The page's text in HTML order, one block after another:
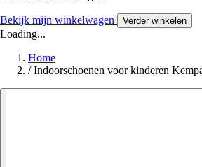
Bekijk mijn winkelwagen Verder winkelen
Loading...
Home
/ Indoorschoenen voor kinderen